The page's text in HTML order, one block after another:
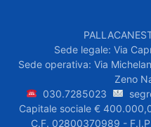
Sede legale: Via
Sede operativa: Via
Zeno
030.7285023
Capitale sociale €
C.F. 02800370989 -